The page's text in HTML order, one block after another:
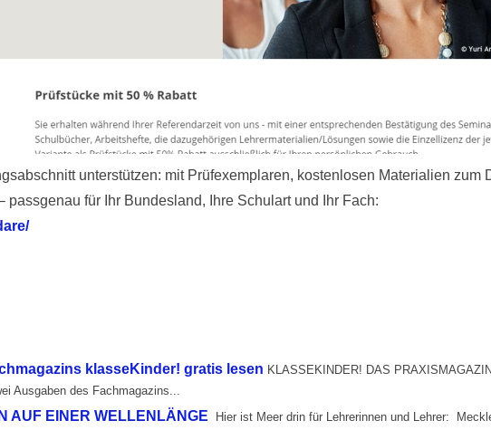
unterstützen: mit Prüfexemplaren, kostenlosen Materialien zum
passgenau für Ihr Bundesland, Ihre Schulart und Ihr Fach:
klasseKinder! gratis lesen KLASSEKINDER! DAS
Ausgaben des Fachmagazins...
AUF EINER WELLENLÄNGE
Hier ist Meer drin für Lehrerinnen und Lehrer: